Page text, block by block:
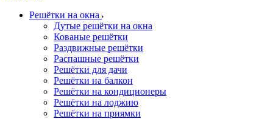
Решётки на окна
Дутые решётки на окна
Кованые решётки
Раздвижные решётки
Распашные решётки
Решётки для дачи
Решётки на балкон
Решётки на кондиционеры
Решётки на лоджию
Решётки на приямки